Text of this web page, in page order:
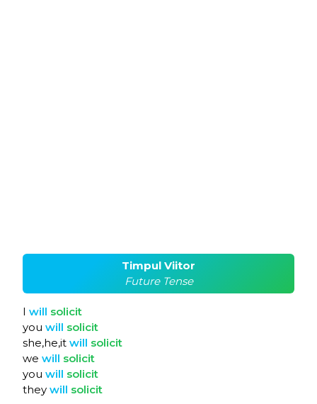
Timpul Viitor
Future Tense
I will solicit
you will solicit
she,he,it will solicit
we will solicit
you will solicit
they will solicit